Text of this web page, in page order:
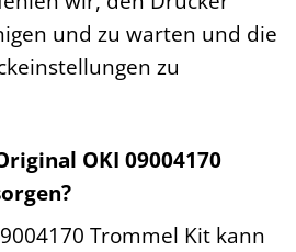
und zu warten und die
zu
OKI 09004170
Trommel Kit kann